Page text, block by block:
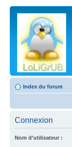
Index du forum
Connexion
Nom d’utilisateur :